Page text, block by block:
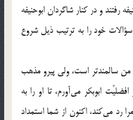
رفتند و در كنار شاگردان ابوحنيفه
خود را به ترتيب ذيل شروع
سالمندتر است، ولي پيرو مذهب
ابوبكر مي‌آورم، تا او را به
مي‌كند، اكنون از شما استمداد